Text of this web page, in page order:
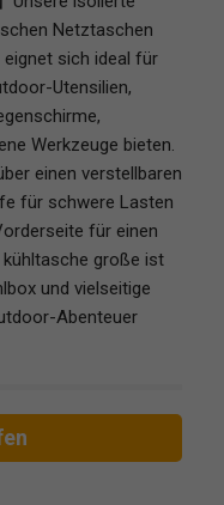
Netztaschen
sich ideal für
Utensilien,
Werkzeuge bieten.
einen verstellbaren
für schwere Lasten
für einen
kühltasche große ist
und vielseitige
Abenteuer